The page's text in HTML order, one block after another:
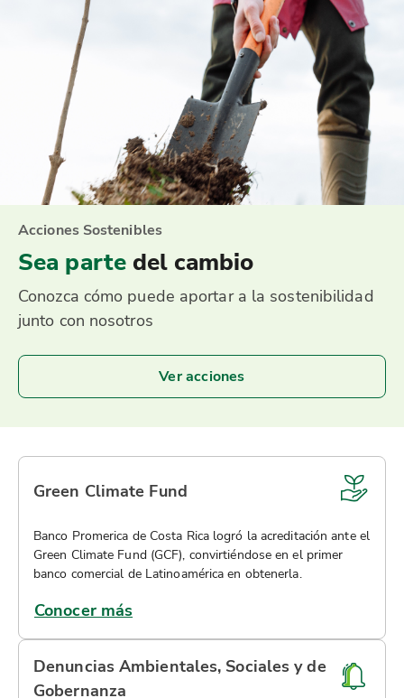
Acciones Sostenibles
Sea parte del cambio
Conozca cómo puede aportar a la sostenibilidad
junto con nosotros
Ver acciones
Green Climate Fund
Banco Promerica de Costa Rica logró la acreditación ante el
Green Climate Fund (GCF), convirtiéndose en el primer
banco comercial de Latinoamérica en obtenerla.
Conocer más
Denuncias Ambientales, Sociales y de
Gobernanza